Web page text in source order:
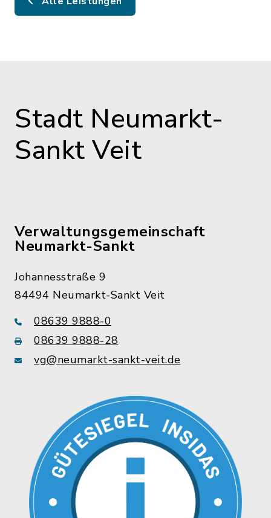
Stadt Neumarkt-
Sankt Veit
Verwaltungsgemeinschaft
Neumarkt-Sankt
Johannesstraße 9
84494 Neumarkt-Sankt Veit
08639 9888-0
08639 9888-28
vg@neumarkt-sankt-veit.de